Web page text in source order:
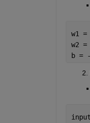
w1
w2
b =